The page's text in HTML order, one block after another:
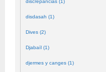
discrepancias (1)
disdasah (1)
Dives (2)
Djabaïl (1)
djermes y canges (1)